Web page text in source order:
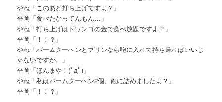
へ
移
動
やね「このあと打ち上げですよ？」
平岡「食べたかってんもん…」
やね「打ち上げはドワンゴの金で食べ放題ですよ？」
平岡「！！？」
やね「バームクーヘンとプリンなら鞄に入れて持ち帰ればいいじ
ゃないですか。」
平岡「ほんまや！(ﾟдﾟ)」
やね「私はバームクーヘン2個、鞄に詰めましたよ？」
平岡「！！？」